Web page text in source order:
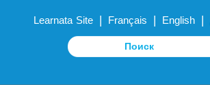
Learnata Site | Français | English |